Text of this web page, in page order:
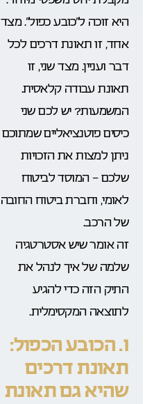
היא זוכה ל”כובע כפול”. מצד
אחד, זו תאונת דרכים לכל
דבר ועניין. מצד שני, זו
תאונת עבודה קלאסית.
המשמעות? יש לכם שני
כיסים פוטנציאליים שמתוכם
ניתן למצות את הזכויות
שלכם – המוסד לביטוח
לאומי, וחברת ביטוח החובה
של הרכב.
זה אומר שיש אסטרטגיה
שלמה של איך לנהל את
התיק הזה כדי להגיע
לתוצאה המקסימלית.
1. הכובע הכפול:
תאונת דרכים
שהיא גם תאונת